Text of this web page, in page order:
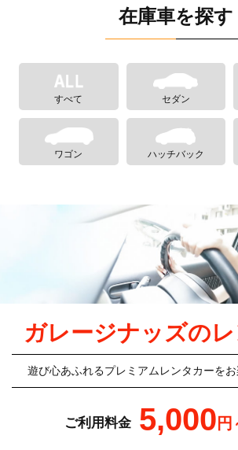
在庫車を探す
すべて セダン
ワゴン ハッチバック
ガレージナッズの
遊び心あふれるプレミアムレンタカーをお
ご利用料金 5,000 円